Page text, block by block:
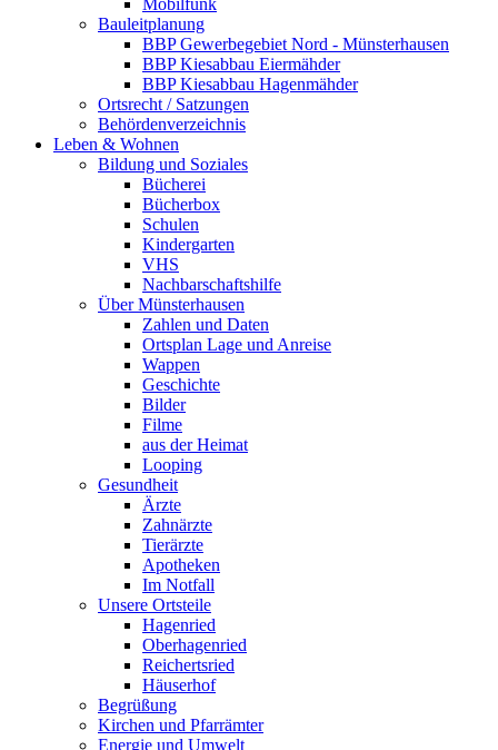
Mobilfunk
Bauleitplanung
BBP Gewerbegebiet Nord - Münsterhausen
BBP Kiesabbau Eiermähder
BBP Kiesabbau Hagenmähder
Ortsrecht / Satzungen
Behördenverzeichnis
Leben & Wohnen
Bildung und Soziales
Bücherei
Bücherbox
Schulen
Kindergarten
VHS
Nachbarschaftshilfe
Über Münsterhausen
Zahlen und Daten
Ortsplan Lage und Anreise
Wappen
Geschichte
Bilder
Filme
aus der Heimat
Looping
Gesundheit
Ärzte
Zahnärzte
Tierärzte
Apotheken
Im Notfall
Unsere Ortsteile
Hagenried
Oberhagenried
Reichertsried
Häuserhof
Begrüßung
Kirchen und Pfarrämter
Energie und Umwelt